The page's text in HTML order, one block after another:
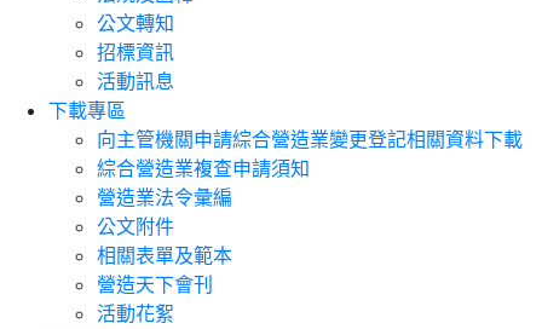
公文轉知
招標資訊
活動訊息
下載專區
向主管機關申請綜合營造業變更登記相關資料下載
綜合營造業複查申請須知
營造業法令彙編
公文附件
相關表單及範本
營造天下會刊
活動花絮